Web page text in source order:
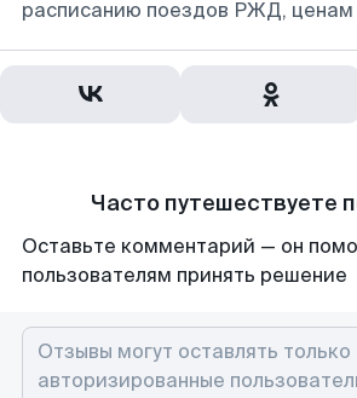
расписанию поездов РЖД, ценам
Часто путешествуете
Оставьте комментарий — он
пользователям принять решение